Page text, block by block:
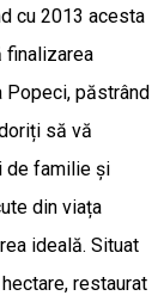
cu 2013 acesta
finalizarea
Popeci, păstrând
să vă
de familie și
din viața
ideală. Situat
restaurat